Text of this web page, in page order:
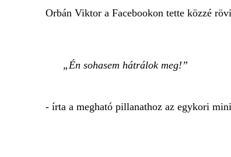
Orbán Viktor a Facebookon tette közzé
Én sohasem hátrálok meg!
- írta a megható pillanathoz az egykori